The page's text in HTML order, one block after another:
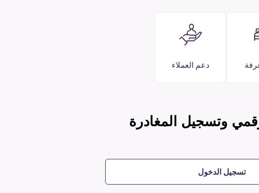
دعم العملاء
وتسجيل المغادرة
تسجيل الدخول